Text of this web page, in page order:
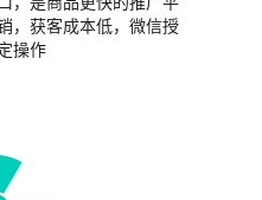
，获客成本低，微信授
操作